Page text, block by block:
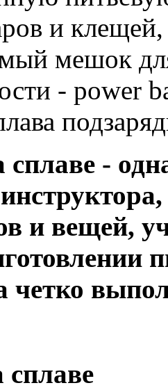
и
мешок
- power
-
и вещей,
четко